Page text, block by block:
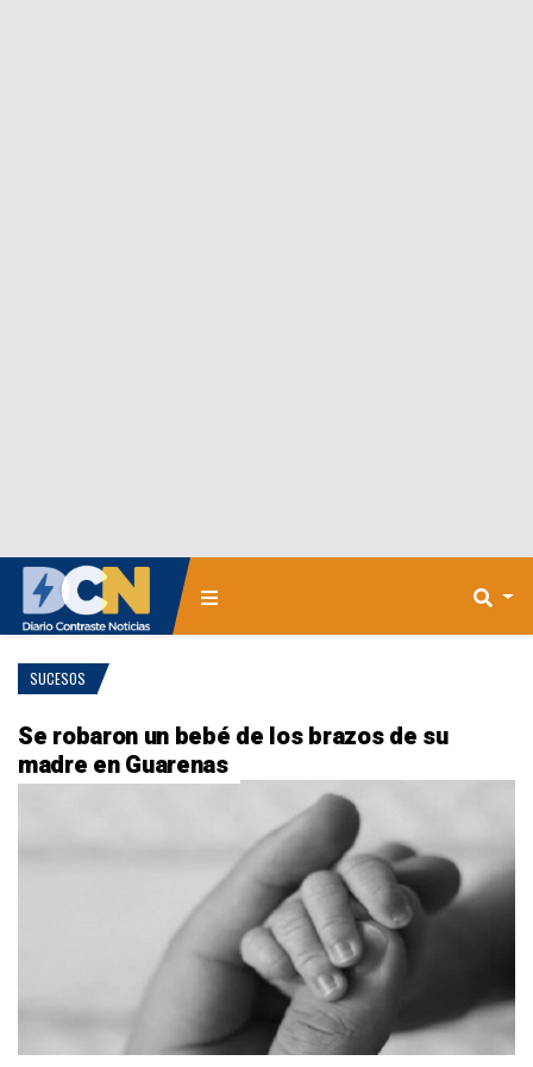
SUCESOS
Se robaron un bebé de los brazos de su
madre en Guarenas